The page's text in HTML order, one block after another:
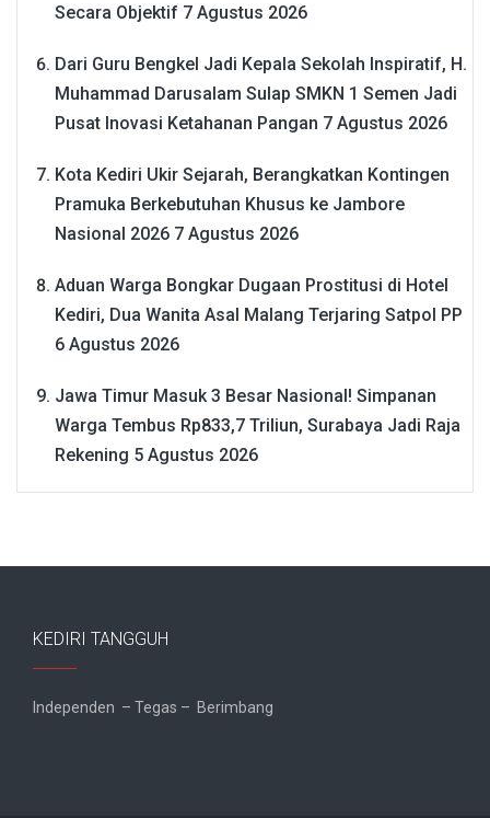
Secara Objektif 7 Agustus 2026
Dari Guru Bengkel Jadi Kepala Sekolah Inspiratif, H.
Muhammad Darusalam Sulap SMKN 1 Semen Jadi
Pusat Inovasi Ketahanan Pangan 7 Agustus 2026
Kota Kediri Ukir Sejarah, Berangkatkan Kontingen
Pramuka Berkebutuhan Khusus ke Jambore
Nasional 2026 7 Agustus 2026
Aduan Warga Bongkar Dugaan Prostitusi di Hotel
Kediri, Dua Wanita Asal Malang Terjaring Satpol PP
6 Agustus 2026
Jawa Timur Masuk 3 Besar Nasional! Simpanan
Warga Tembus Rp833,7 Triliun, Surabaya Jadi Raja
Rekening 5 Agustus 2026
KEDIRI TANGGUH
Independen – Tegas – Berimbang